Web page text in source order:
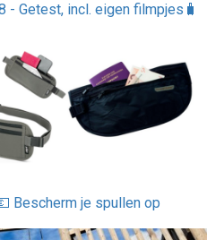
Getest, incl. eigen filmpjes🧳
Bescherm je spullen op